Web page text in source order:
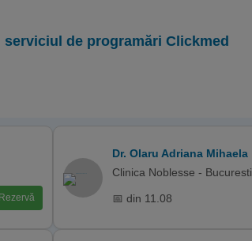
de programări Clickmed
Rezervă
Dr. Olaru Adriana Mihaela
Clinica Noblesse - Bucuresti
📅 din 11.08